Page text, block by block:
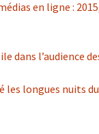
en ligne :
dans l’audience
les longues nuits